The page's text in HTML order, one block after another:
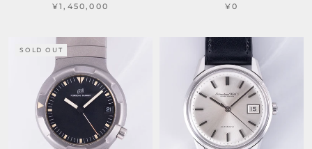
¥1,450,000
¥0
SOLD OUT